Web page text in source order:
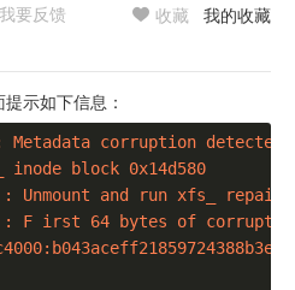
我要反馈 收藏 我的收藏
示如下信息：
Metadata corruption
block 0x14d580
Unmount and run xfs_ repair
: F irst 64 bytes of